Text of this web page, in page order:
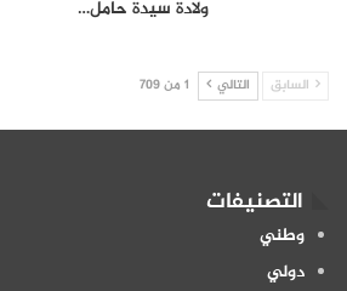
ولادة سيدة حامل…
السابق التالي 1 من 709
التصنيفات
وطني
دولي